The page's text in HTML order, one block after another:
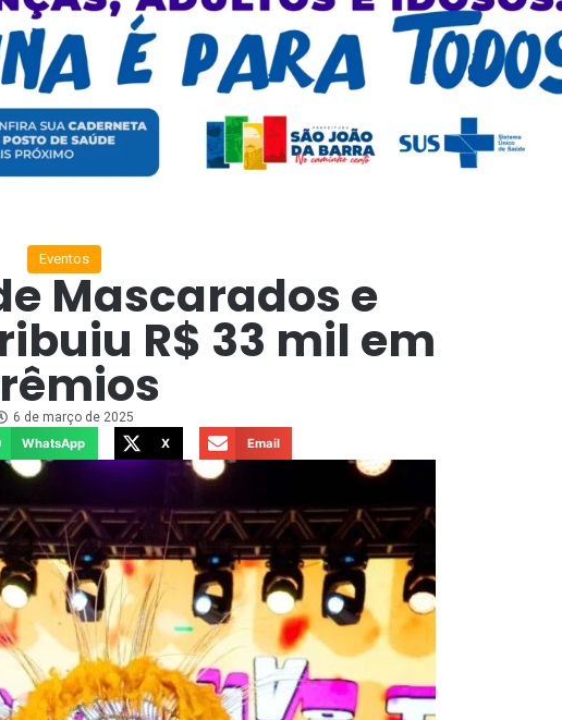
Eventos
Mascarados e
R$ 33 mil em
6 de março de 2025
WhatsApp X Email